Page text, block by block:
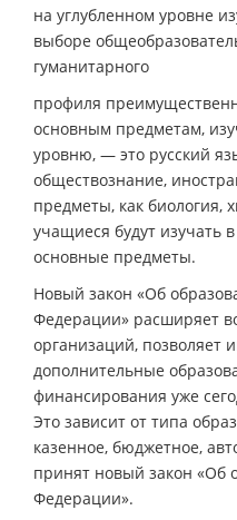
на углубленном уровне
выборе
гуманитарного
профиля
основным предметам,
уровню, — это русский
обществознание,
предметы, как биология,
учащиеся будут изучать
основные предметы.
Новый закон «Об
Федерации» расширяет
организаций, позволяет
дополнительные
финансирования уже
Это зависит от типа
казенное, бюджетное,
принят новый закон «Об
Федерации».